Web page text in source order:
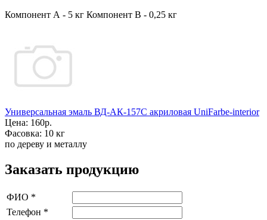
Компонент А - 5 кг Компонент В - 0,25 кг
Универсальная эмаль ВД-АК-157С акриловая UniFarbe-interior
Цена: 160р.
Фасовка: 10 кг
по дереву и металлу
Заказать продукцию
ФИО *
Телефон *